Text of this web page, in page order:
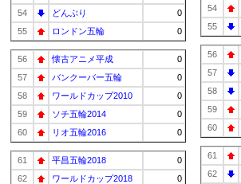
54
どんぶり
0
55
ロンドン五輪 0
56 懐古アニメ平成
0
57
バンクーバー五輪
0
58
ワールドカップ2010
0
59
ソチ五輪2014
0
60
リオ五輪2016 0
61 平昌五輪2018
0
62
ワールドカップ2018
0
54
55
56
57
58
59
60
61
62